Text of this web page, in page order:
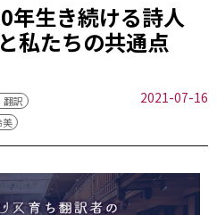
年生き続ける詩人
私たちの共通点
翻訳
美
2021-07-16